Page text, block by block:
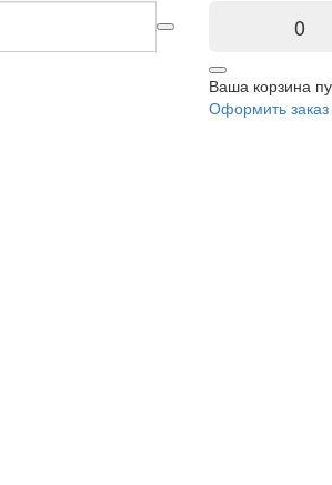
0
Ваша корзина
Оформить заказ